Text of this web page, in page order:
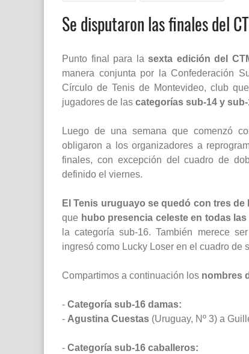
Se disputaron las finales del
Punto final para la sexta edición del
manera conjunta por la Confederación
Círculo de Tenis de Montevideo, club
jugadores de las categorías sub-14 y sub-
Luego de una semana que comenzó
obligaron a los organizadores a
finales, con excepción del cuadro de
definido el viernes.
El Tenis uruguayo se quedó con tres
que hubo presencia celeste en todas
la categoría sub-16. También merece
ingresó como Lucky Loser en el cuadro de
Compartimos a continuación los nombres
- Categoría sub-16 damas:
- Agustina Cuestas (Uruguay, Nº 3) a
- Categoría sub-16 caballeros: